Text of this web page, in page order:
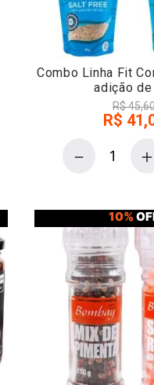
Combo Linha Fit
adição de
R$45,
R$ 41,
＋
－
10%